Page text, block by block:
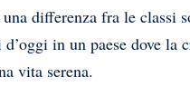
differenza fra le classi
in un paese dove
vita serena.